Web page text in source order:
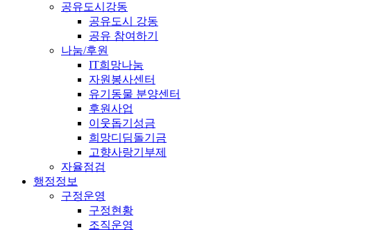
공유도시강동
공유도시 강동
공유 참여하기
나눔/후원
IT희망나눔
자원봉사센터
유기동물 분양센터
후원사업
이웃돕기성금
희망디딤돌기금
고향사랑기부제
자율점검
행정정보
구정운영
구정현황
조직운영